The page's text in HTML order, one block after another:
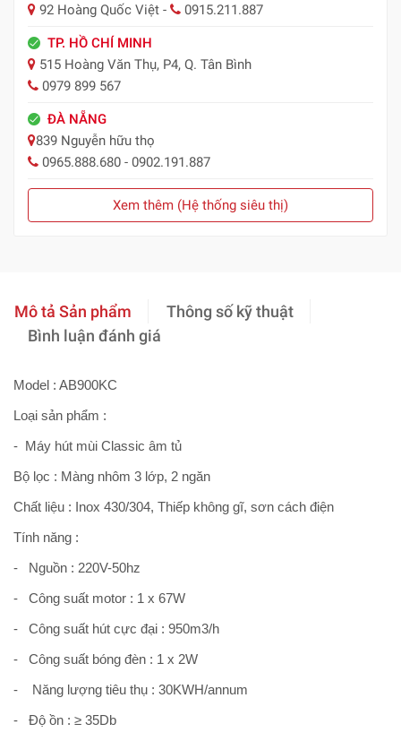
92 Hoàng Quốc Việt -
0915.211.887
TP. HỒ CHÍ MINH
515 Hoàng Văn Thụ, P4, Q. Tân Bình
0979 899 567
ĐÀ NẴNG
839 Nguyễn hữu thọ
0965.888.680 - 0902.191.887
Xem thêm (Hệ thống siêu thị)
Mô tả Sản phẩm
Thông số kỹ thuật
Bình luận đánh giá
Model : AB900KC
Loại sản phẩm :
- Máy hút mùi Classic âm tủ
Bộ lọc : Màng nhôm 3 lớp, 2 ngăn
Chất liệu : Inox 430/304, Thiếp không gĩ, sơn cách điện
Tính năng :
- Nguồn : 220V-50hz
- Công suất motor : 1 x 67W
- Công suất hút cực đại : 950m3/h
- Công suất bóng đèn : 1 x 2W
- Năng lượng tiêu thụ : 30KWH/annum
- Độ ồn : ≥ 35Db